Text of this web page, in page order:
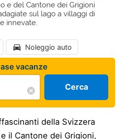
e del Cantone dei Grigioni
sul lago a villaggi di
innevate.
Noleggio auto
vacanze
Cerca
della Svizzera
il Cantone dei Grigioni,